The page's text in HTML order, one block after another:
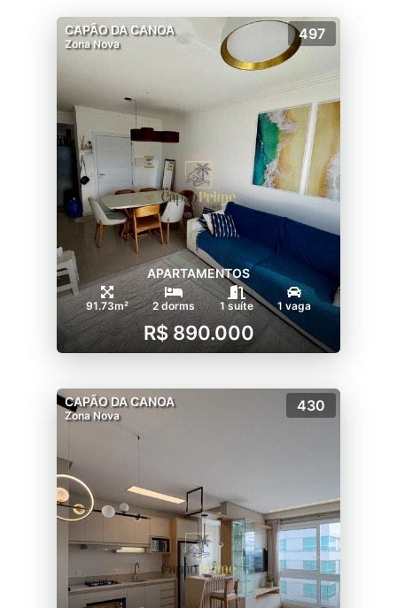
CAPÃO DA CANOA
Zona Nova
497
APARTAMENTOS
91.73m² 2 dorms 1 suíte 1 vaga
R$ 890.000
CAPÃO DA CANOA
Zona Nova
430